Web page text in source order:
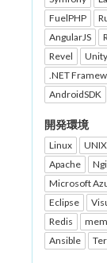
FuelPHP
AngularJS
Revel
Unity
.NET
AndroidSDK
開発環境
Linux UNIX
Apache
Microsoft
Eclipse
Redis
Ansible